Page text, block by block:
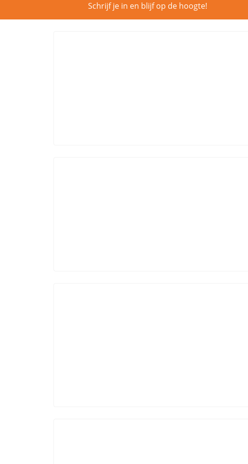
Schrijf je in en blijf op de hoogte!